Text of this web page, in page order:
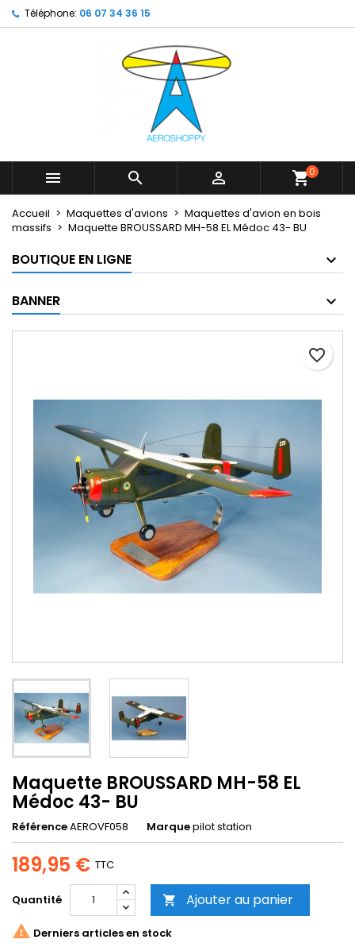
Téléphone: 06 07 34 36 15
   shopping_cart0
Accueil Maquettes d'avions
Maquettes d'avion en bois
massifs
Maquette BROUSSARD MH-58 EL Médoc 43- BU
BOUTIQUE EN LIGNE
BANNER
Maquette BROUSSARD MH-58 EL
Médoc 43- BU
RéférenceAEROVF058 Marquepilot station
189,95 € TTC
Quantité  Ajouter au panier
favorite_border
 Derniers articles en stock
My wishlists ×
Create new list
Créer une liste d'envies ×
Nom de la liste d'envies
Connexion ×
Vous devez être connecté pour ajouter des produits
Annuler